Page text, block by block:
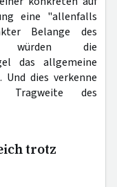
eine "allenfalls
Belange des
würden die
das allgemeine
dies verkenne
des
trotz